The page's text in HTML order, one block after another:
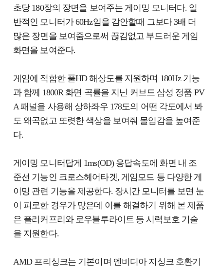
초당 180장의 장면을 보여주는 게이밍 모니터다. 일
반적인 모니터가 60Hz임을 감안할때 그보다 3배 더
많은 장면을 보여줌으로써 끊김없고 부드러운 게임
화면을 보여준다.
게임에 적합한 풀HD 해상도를 지원하며 180Hz 기능
과 함께 1800R 화면 곡률을 지닌 커브드 삼성 정품 PV
A 패널을 사용해 상하좌우 178도의 어떤 각도에서 봐
도 왜곡없고 또렷한 색상을 보여줘 몰입감을 높여준
다.
게이밍 모니터답게 1ms(OD) 응답속도에 화면 내 조
준선 기능인 크로스헤어타겟, 게임모드 등 다양한 게
이밍 관련 기능을 제공한다. 장시간 모니터를 보면 눈
이 피로한 경우가 많은데 이를 해결하기 위해 본 제품
은 플리커프리와 로우블루라이트 등 시력보호 기술
을 지원한다.
AMD 프리싱크는 기본이며 엔비디아 지싱크 호환기